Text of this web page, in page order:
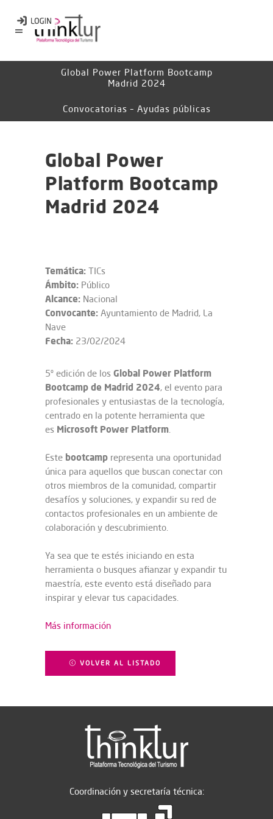
Global Power Platform Bootcamp
Madrid 2024
Convocatorias – Ayudas públicas
Global Power
Platform Bootcamp
Madrid 2024
Temática: TICs
Ámbito: Público
Alcance: Nacional
Convocante: Ayuntamiento de Madrid, La
Nave
Fecha: 23/02/2024
5º edición de los Global Power Platform
Bootcamp de Madrid 2024, el evento para
profesionales y entusiastas de la tecnología,
centrado en la potente herramienta que
es Microsoft Power Platform.
Este bootcamp representa una oportunidad
única para aquellos que buscan conectar con
otros miembros de la comunidad, compartir
desafíos y soluciones, y expandir su red de
contactos profesionales en un ambiente de
colaboración y descubrimiento.
Ya sea que te estés iniciando en esta
herramienta o busques afianzar y expandir tu
maestría, este evento está diseñado para
inspirar y elevar tus capacidades.
Más información
VOLVER AL LISTADO
Coordinación y secretaría técnica: